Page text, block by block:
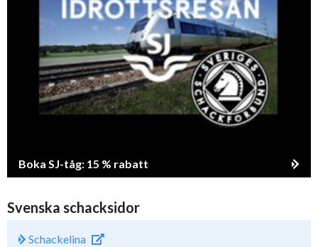
Boka SJ-tåg: 15 % rabatt
Svenska schacksidor
Schackelina